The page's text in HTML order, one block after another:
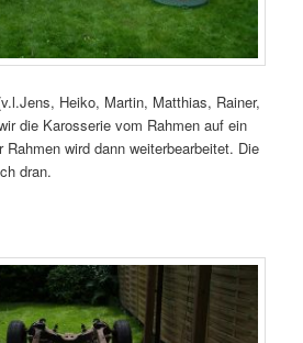
Heiko, Martin, Matthias, Rainer,
die Karosserie vom Rahmen auf ein
Rahmen wird dann weiterbearbeitet. Die
dran.